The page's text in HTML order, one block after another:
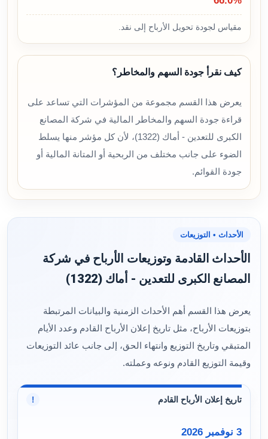
مقياس لجودة تحويل الأرباح إلى نقد.
كيف نقرأ جودة السهم والمخاطر؟
يعرض هذا القسم مجموعة من المؤشرات التي تساعد على
قراءة جودة السهم والمخاطر المالية في شركة المصانع
الكبرى للتعدين - أماك (1322)، لأن كل مؤشر منها يسلط
الضوء على جانب مختلف من الربحية أو المتانة المالية أو
جودة القوائم.
الأحداث • التوزيعات
الأحداث القادمة وتوزيعات الأرباح في شركة
المصانع الكبرى للتعدين - أماك (1322)
يعرض هذا القسم أهم الأحداث الزمنية والبيانات المرتبطة
بتوزيعات الأرباح، مثل تاريخ إعلان الأرباح القادم وعدد الأيام
المتبقي وتاريخ التوزيع وانتهاء الحق، إلى جانب عائد التوزيعات
وقيمة التوزيع القادم ونوعه وعملته.
تاريخ إعلان الأرباح القادم !
3 نوفمبر 2026